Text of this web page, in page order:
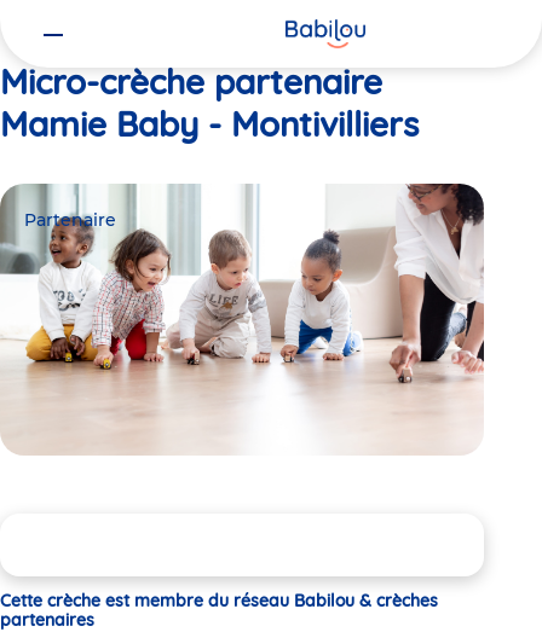
Micro-crèche partenaire
Mamie Baby - Montivilliers
Partenaire
Cette crèche est membre du réseau Babilou & crèches
partenaires